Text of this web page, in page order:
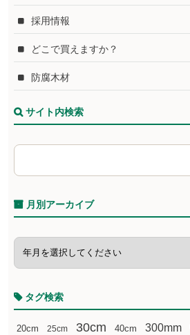
採用情報
どこで買えますか？
防腐木材
サイト内検索
月別アーカイブ
タグ検索
20cm 25cm 30cm 40cm 300mm